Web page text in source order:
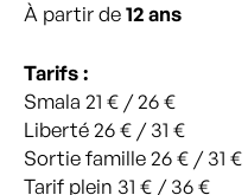
À partir de12 ans
Tarifs :
Smala 21 € / 26 €
Liberté 26 € / 31 €
Sortie famille 26 € / 31 €
Tarif plein 31 € / 36 €